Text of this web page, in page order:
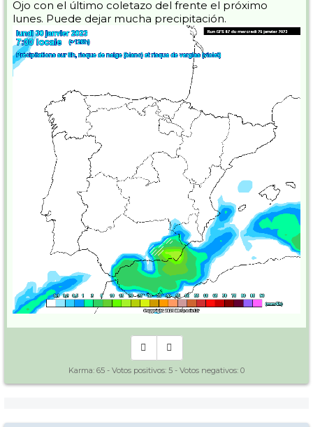
Ojo con el último coletazo del frente el próximo
lunes. Puede dejar mucha precipitación.
Karma: 65 - Votos positivos: 5 - Votos negativos: 0